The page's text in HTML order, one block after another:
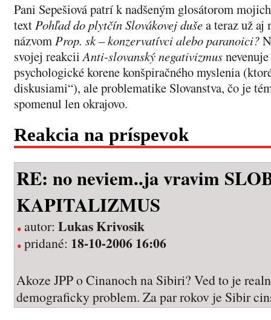
Pani Sepešiová patrí k nadšeným glosátorom
textPohľad do plytčín Slovákovej dušea teraz už aj
názvomProp. sk – konzervatívci alebo paranoici?
svojej reakciiAnti-slovanský negativizmus
psychologické korene konšpiračného myslenia
diskusiami“), ale problematike Slovanstva, čo je
spomenul len okrajovo.
Reakcia na príspevok
RE: no neviem..ja vravim
KAPITALIZMUS
autor: Lukas Krivosik
pridané: 18-10-2006 16:06
Akoze JPP o Cinanoch na Sibiri? Ved to je
demograficky problem. Za par rokov je Sibir